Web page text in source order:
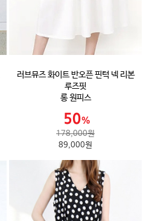
러브뮤즈 화이트 반오픈 핀턱 넥 리본
루즈핏
롱 원피스
178,000원
89,000원